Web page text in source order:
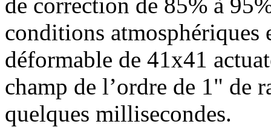
conditions
déformable de 41x41
champ de l’ordre de 1" de
quelques millisecondes.